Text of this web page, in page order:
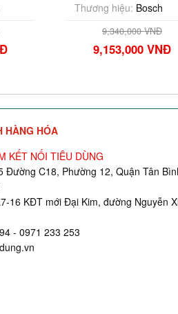
Thương hiệu:Bosch
9,340,000 VNĐ
9,153,000 VNĐ
HÀNG HÓA
KẾT NỐI TIÊU DÙNG
Đường C18, Phường 12, Quận Tân
16 KĐT mới Đại Kim, đường Nguyễn
- 0971 233 253